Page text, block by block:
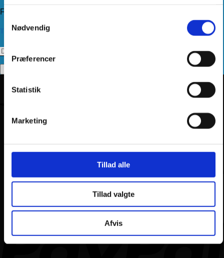
Nødvendig
Præferencer
Statistik
Marketing
Tillad alle
Tillad valgte
Afvis
Følg os
Tilmeld dig vores nyhedsbrev